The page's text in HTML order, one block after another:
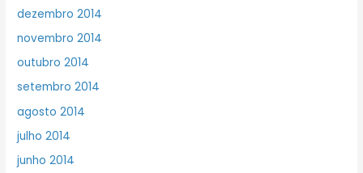
dezembro 2014
novembro 2014
outubro 2014
setembro 2014
agosto 2014
julho 2014
junho 2014